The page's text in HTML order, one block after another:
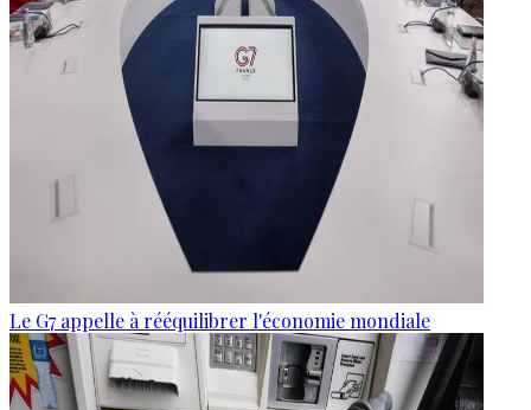
Le G7 appelle à rééquilibrer l'économie mondiale